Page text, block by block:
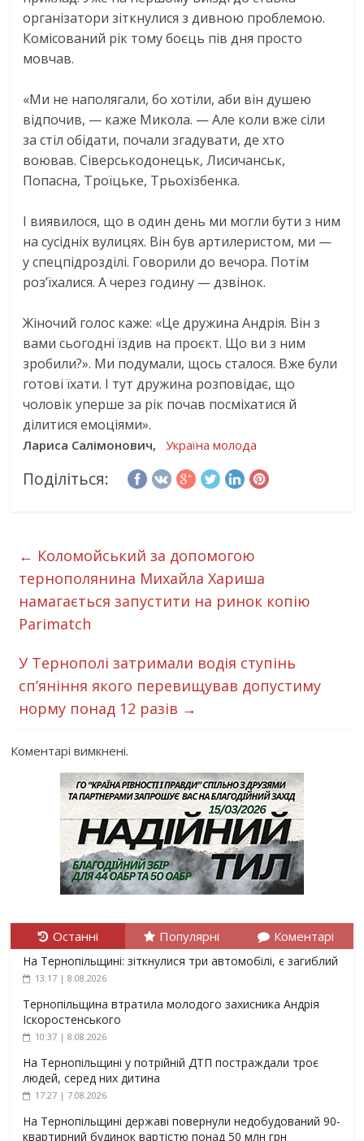
організатори зіткнулися з дивною проблемою.
Комісований рік тому боєць пів дня просто
мовчав.
«Ми не наполягали, бо хотіли, аби він душею
відпочив, — каже Микола. — Але коли вже сіли
за стіл обідати, почали згадувати, де хто
воював. Сіверськодонецьк, Лисичанськ,
Попасна, Троїцьке, Трьохізбенка.
І виявилося, що в один день ми могли бути з ним
на сусідніх вулицях. Він був артилеристом, ми —
у спецпідрозділі. Говорили до вечора. Потім
роз’їхалися. А через годину — дзвінок.
Жіночий голос каже: «Це дружина Андрія. Він з
вами сьогодні їздив на проєкт. Що ви з ним
зробили?». Ми подумали, щось сталося. Вже були
готові їхати. І тут дружина розповідає, що
чоловік уперше за рік почав посміхатися й
ділитися емоціями».
Лариса Салімонович, Україна молода
Поділіться:
← Коломойський за допомогою
тернополянина Михайла Хариша
намагається запустити на ринок копію
Parimatch
У Тернополі затримали водія ступінь
сп’яніння якого перевищував допустиму
норму понад 12 разів →
Коментарі вимкнені.
Останні Популярні Коментарі
На Тернопільщині: зіткнулися три автомобілі, є загиблий
13:17 | 8.08.2026
Тернопільщина втратила молодого захисника Андрія
Іскоростенського
10:37 | 8.08.2026
На Тернопільщині у потрійній ДТП постраждали троє
людей, серед них дитина
17:27 | 7.08.2026
На Тернопільщині державі повернули недобудований 90-
квартирний будинок вартістю понад 50 млн грн